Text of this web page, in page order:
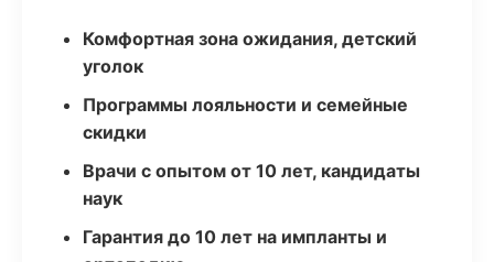
Комфортная зона ожидания, детский
уголок
Программы лояльности и семейные
скидки
Врачи с опытом от 10 лет, кандидаты
наук
Гарантия до 10 лет на импланты и